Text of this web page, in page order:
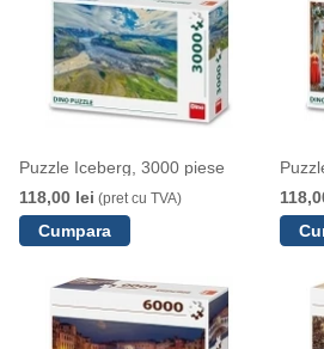
Puzzle Iceberg, 3000 piese
118,00 lei (pret cu TVA)